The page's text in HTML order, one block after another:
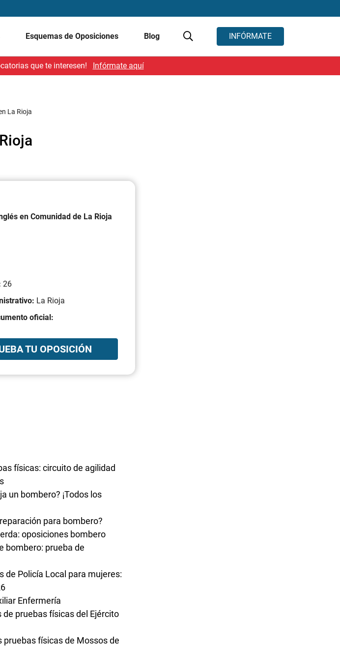
Esquemas de Oposiciones Blog INFÓRMATE
que te interesen! Infórmate aquí
La Rioja
en Comunidad de La Rioja
26
La Rioja
oficial:
TU OPOSICIÓN
físicas: circuito de agilidad
un bombero? ¡Todos los
para bombero?
oposiciones bombero
bombero: prueba de
de Policía Local para mujeres:
Enfermería
de pruebas físicas del Ejército
pruebas físicas de Mossos de